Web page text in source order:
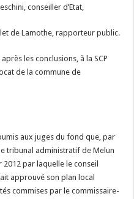
conseiller d’Etat,
de Lamothe, rapporteur public.
les conclusions, à la SCP
de la commune de
aux juges du fond que, par
tribunal administratif de Melun
par laquelle le conseil
approuvé son plan local
commises par le commissaire-